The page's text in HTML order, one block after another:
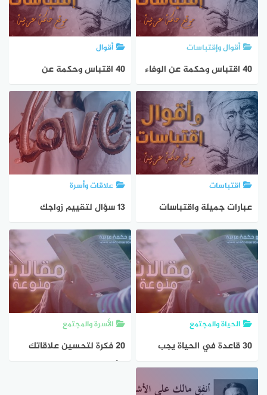
أقوال وإقتباسات
40 اقتباس وحكمة عن الوفاء
أقوال
40 اقتباس وحكمة عن
الخيانة
اقتباسات
عبارات جميلة واقتباسات
تحمل الحكمة والإلهام
علاقات وأسرة
13 سؤال لتقييم زواجك
الحياة والمجتمع
30 قاعدة في الحياة يجب
عليك ان تعرفها وتطبقها
الأسرة والمجتمع
20 فكرة لتحسين علاقاتك